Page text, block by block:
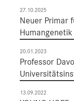
27.10.2025
Neuer Primar
Humangenetik
20.01.2023
Professor
13.09.2022